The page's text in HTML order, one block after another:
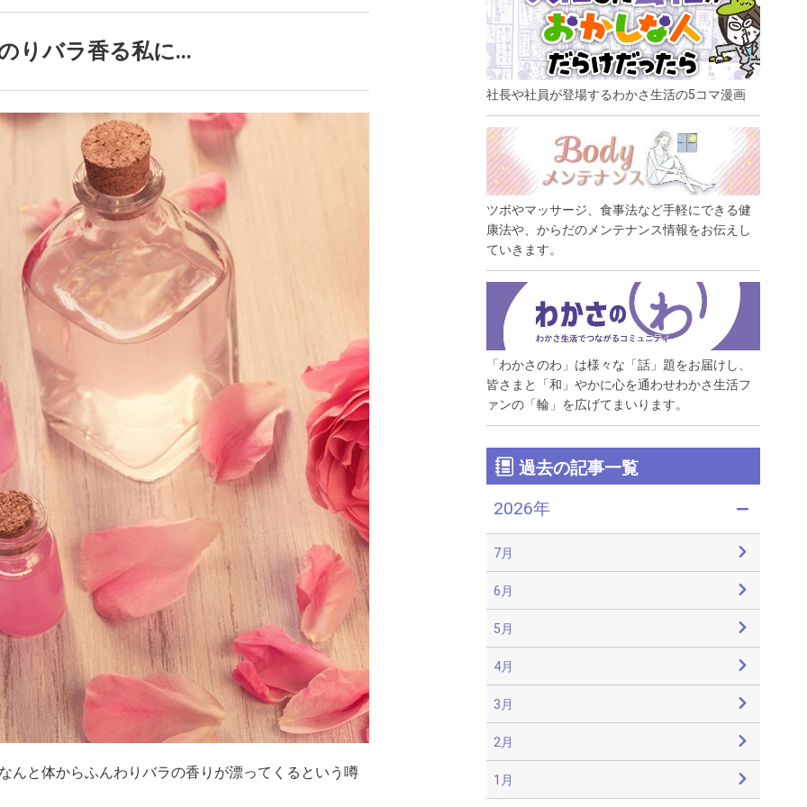
りバラ香る私に...
んと体からふんわりバラの香りが漂ってくるという噂
社長や社員が登場するわかさ生活の5コマ漫画
ツボやマッサージ、食事法など手軽にできる健
康法や、からだのメンテナンス情報をお伝えし
ていきます。
「わかさのわ」は様々な「話」題をお届けし、
皆さまと「和」やかに心を通わせわかさ生活フ
ァンの「輪」を広げてまいります。
過去の記事一覧
2026年
7月
6月
5月
4月
3月
2月
1月